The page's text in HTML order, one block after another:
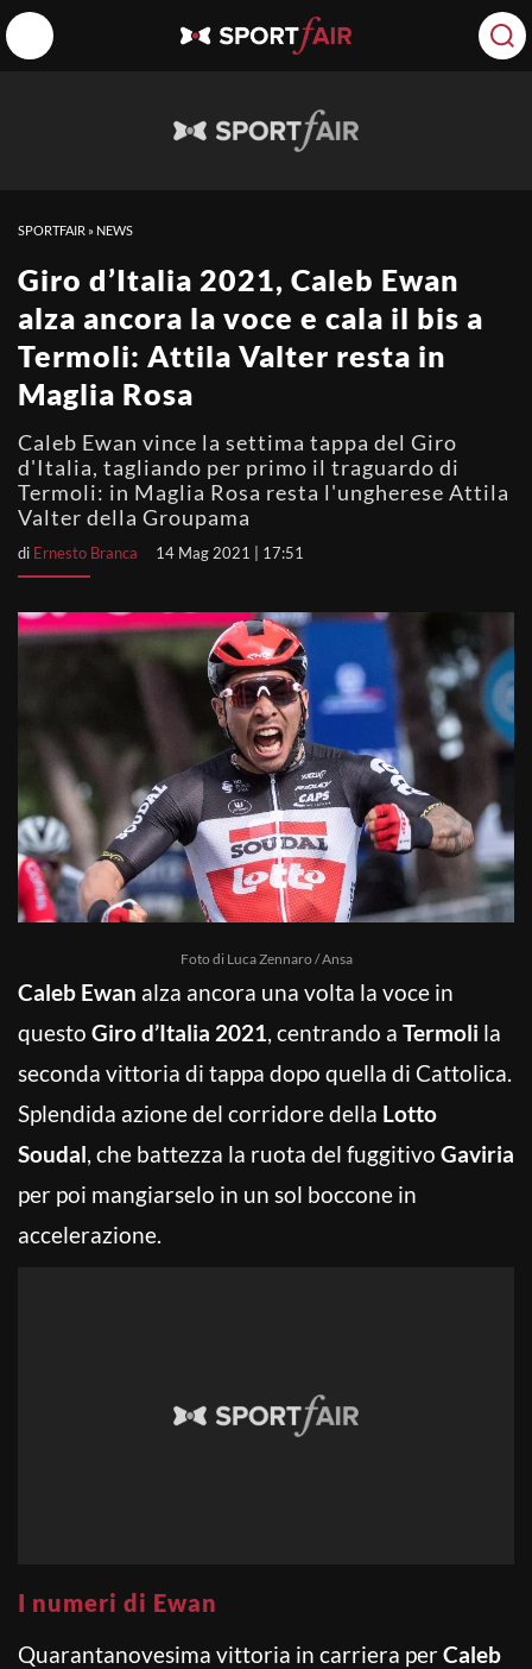
SPORTFAIR » NEWS
Giro d’Italia 2021, Caleb Ewan
alza ancora la voce e cala il bis a
Termoli: Attila Valter resta in
Maglia Rosa
Caleb Ewan vince la settima tappa del Giro
d'Italia, tagliando per primo il traguardo di
Termoli: in Maglia Rosa resta l'ungherese Attila
Valter della Groupama
di Ernesto Branca 14 Mag 2021 | 17:51
Foto di Luca Zennaro / Ansa
Caleb Ewan alza ancora una volta la voce in
questo Giro d’Italia 2021, centrando a Termoli la
seconda vittoria di tappa dopo quella di Cattolica.
Splendida azione del corridore della Lotto
Soudal, che battezza la ruota del fuggitivo Gaviria
per poi mangiarselo in un sol boccone in
accelerazione.
I numeri di Ewan
Quarantanovesima vittoria in carriera perCaleb